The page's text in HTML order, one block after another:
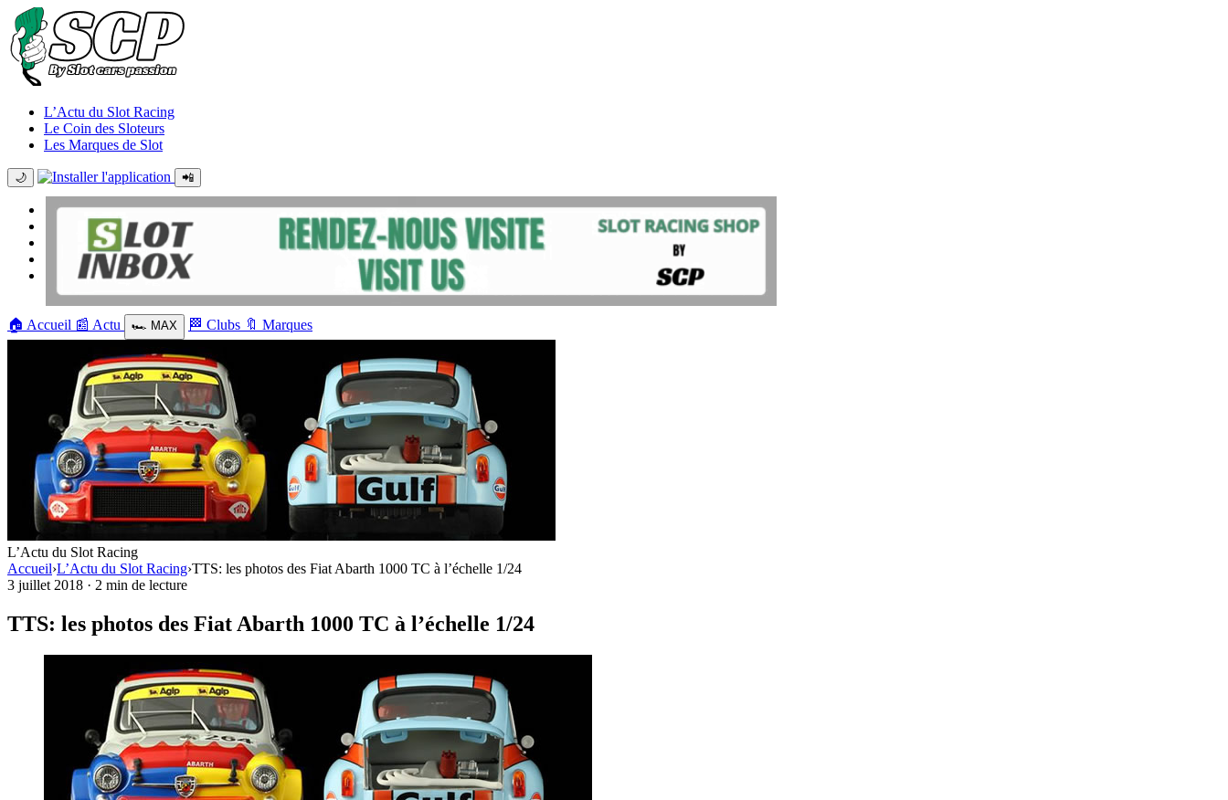
L’Actu du Slot Racing
Le Coin des Sloteurs
Les Marques de Slot
🌙 📲
🏠 Accueil 📰 Actu 🏎️ MAX 🏁 Clubs 🔖 Marques
L’Actu du Slot Racing
Accueil›L’Actu du Slot Racing›TTS: les photos des Fiat Abarth 1000 TC à l’échelle 1/24
3 juillet 2018 · 2 min de lecture
TTS: les photos des Fiat Abarth 1000 TC à l’échelle 1/24